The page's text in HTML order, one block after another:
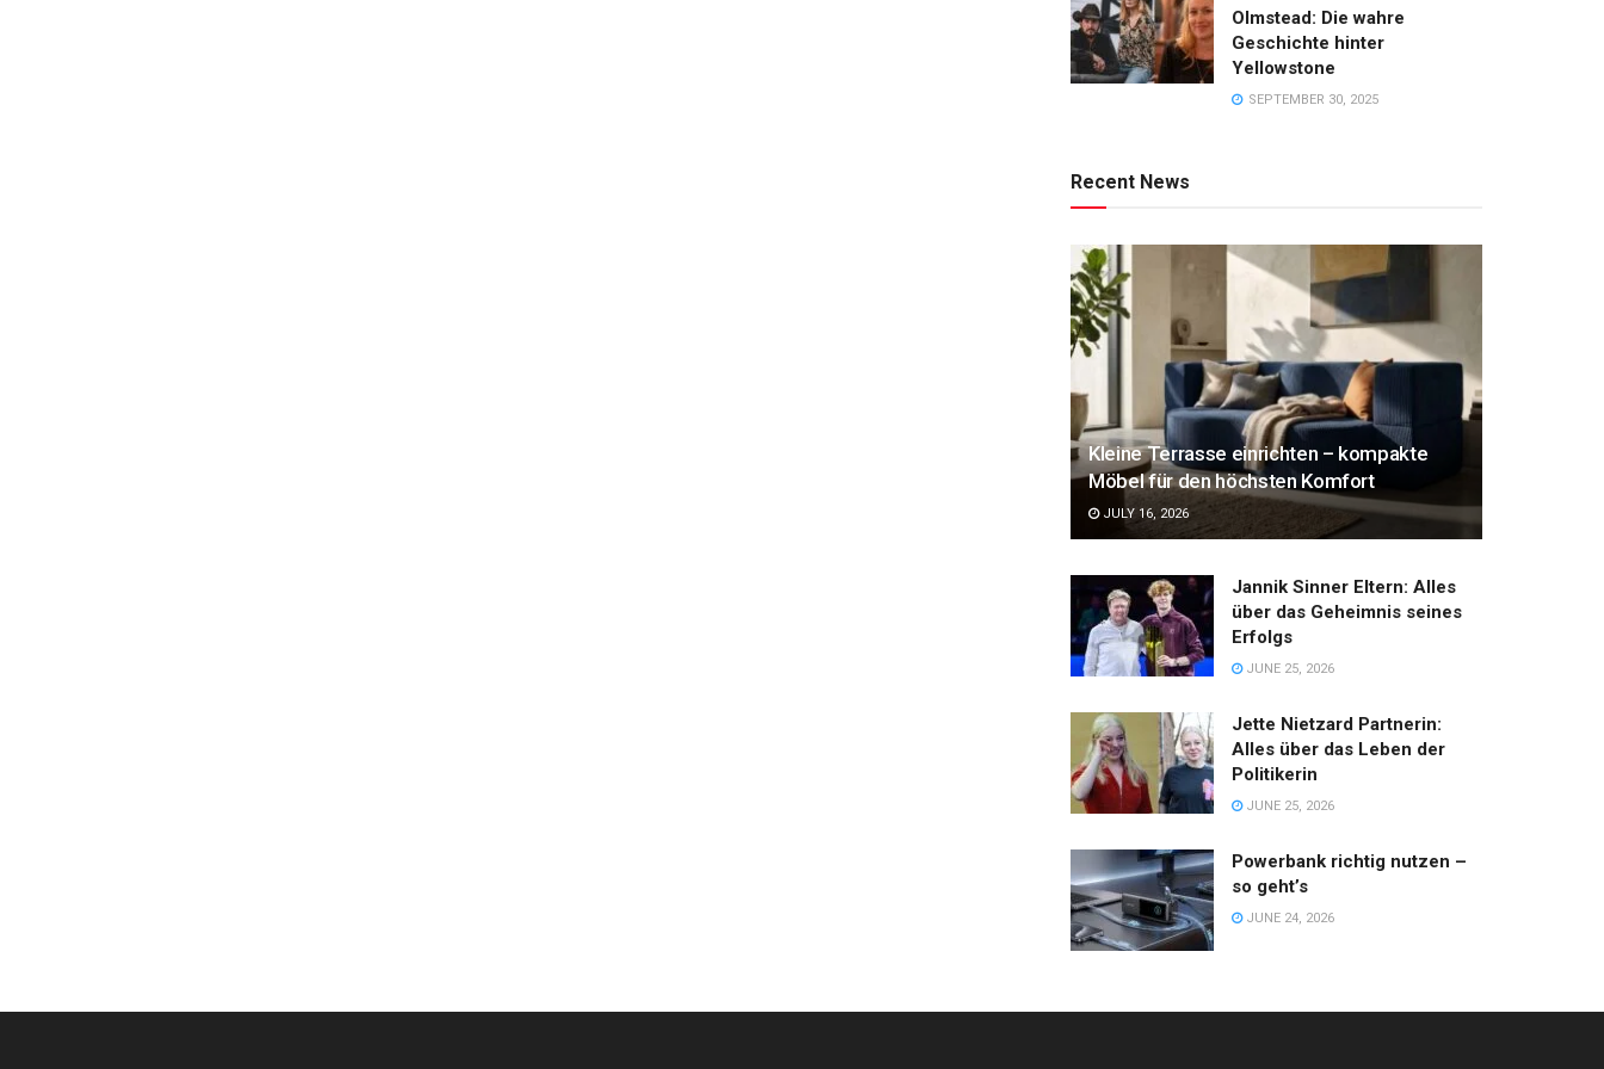
Olmstead: Die wahre
Geschichte hinter
Yellowstone
SEPTEMBER 30, 2025
Recent News
Kleine Terrasse einrichten – kompakte
Möbel für den höchsten Komfort
JULY 16, 2026
Jannik Sinner Eltern: Alles
über das Geheimnis seines
Erfolgs
JUNE 25, 2026
Jette Nietzard Partnerin:
Alles über das Leben der
Politikerin
JUNE 25, 2026
Powerbank richtig nutzen –
so geht’s
JUNE 24, 2026